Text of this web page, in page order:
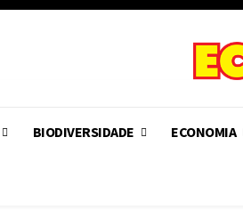
BIODIVERSIDADE ECONOMIA